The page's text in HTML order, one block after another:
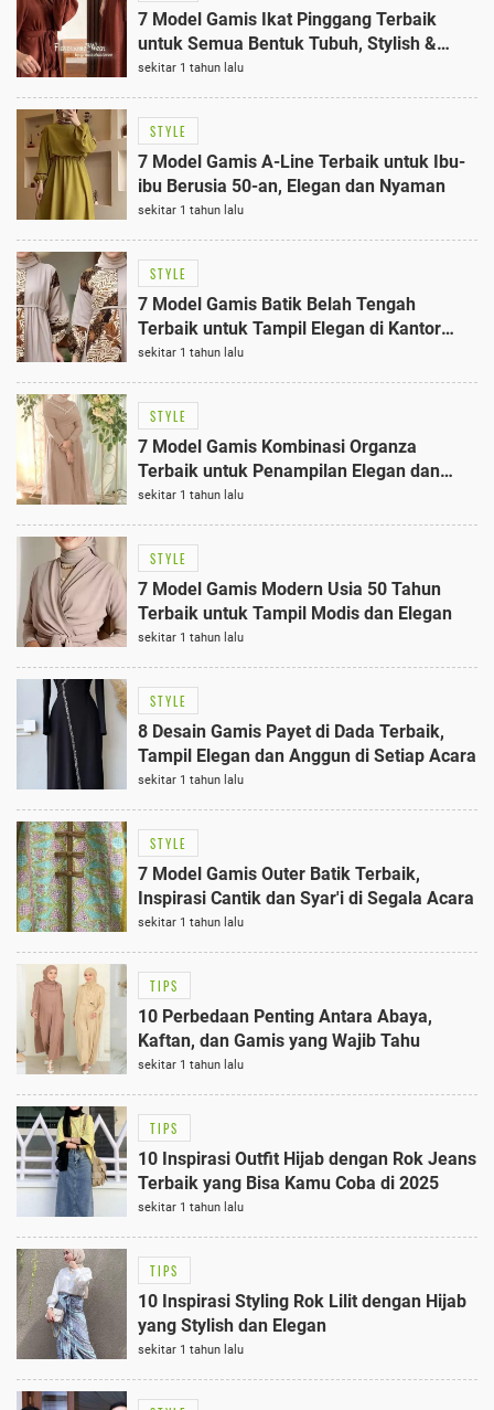
7 Model Gamis Ikat Pinggang Terbaik
untuk Semua Bentuk Tubuh, Stylish &
Proporsional
sekitar 1 tahun lalu
STYLE
7 Model Gamis A-Line Terbaik untuk Ibu-
ibu Berusia 50-an, Elegan dan Nyaman
sekitar 1 tahun lalu
STYLE
7 Model Gamis Batik Belah Tengah
Terbaik untuk Tampil Elegan di Kantor
2025
sekitar 1 tahun lalu
STYLE
7 Model Gamis Kombinasi Organza
Terbaik untuk Penampilan Elegan dan
Anggun
sekitar 1 tahun lalu
STYLE
7 Model Gamis Modern Usia 50 Tahun
Terbaik untuk Tampil Modis dan Elegan
sekitar 1 tahun lalu
STYLE
8 Desain Gamis Payet di Dada Terbaik,
Tampil Elegan dan Anggun di Setiap Acara
sekitar 1 tahun lalu
STYLE
7 Model Gamis Outer Batik Terbaik,
Inspirasi Cantik dan Syar'i di Segala Acara
sekitar 1 tahun lalu
TIPS
10 Perbedaan Penting Antara Abaya,
Kaftan, dan Gamis yang Wajib Tahu
sekitar 1 tahun lalu
TIPS
10 Inspirasi Outfit Hijab dengan Rok Jeans
Terbaik yang Bisa Kamu Coba di 2025
sekitar 1 tahun lalu
TIPS
10 Inspirasi Styling Rok Lilit dengan Hijab
yang Stylish dan Elegan
sekitar 1 tahun lalu